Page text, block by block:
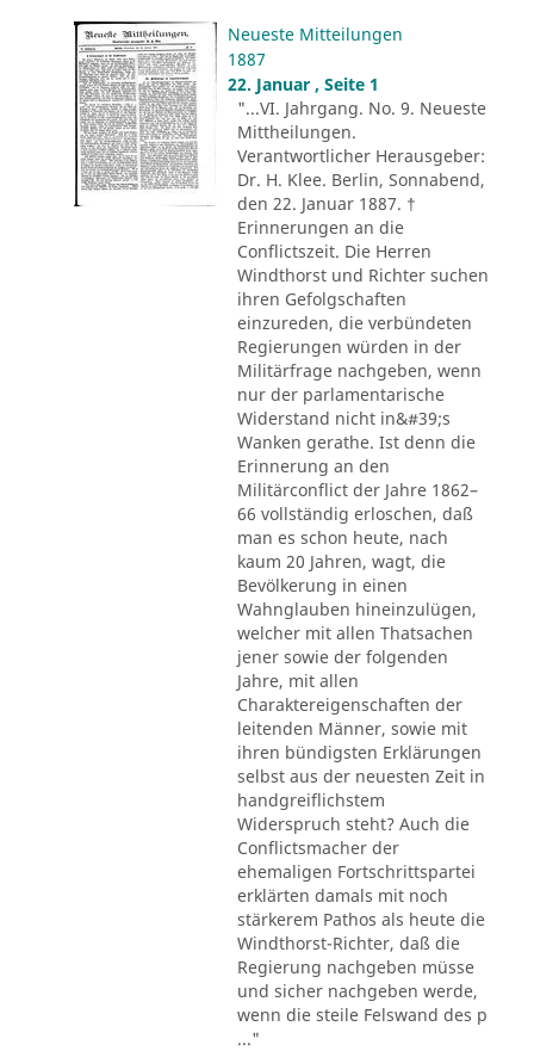
Neueste Mitteilungen
1887
22. Januar , Seite 1
"...VI. Jahrgang. No. 9. Neueste
Mittheilungen.
Verantwortlicher Herausgeber:
Dr. H. Klee. Berlin, Sonnabend,
den 22. Januar 1887. †
Erinnerungen an die
Conflictszeit. Die Herren
Windthorst und Richter suchen
ihren Gefolgschaften
einzureden, die verbündeten
Regierungen würden in der
Militärfrage nachgeben, wenn
nur der parlamentarische
Widerstand nicht in&#39;s
Wanken gerathe. Ist denn die
Erinnerung an den
Militärconflict der Jahre 1862–
66 vollständig erloschen, daß
man es schon heute, nach
kaum 20 Jahren, wagt, die
Bevölkerung in einen
Wahnglauben hineinzulügen,
welcher mit allen Thatsachen
jener sowie der folgenden
Jahre, mit allen
Charaktereigenschaften der
leitenden Männer, sowie mit
ihren bündigsten Erklärungen
selbst aus der neuesten Zeit in
handgreiflichstem
Widerspruch steht? Auch die
Conflictsmacher der
ehemaligen Fortschrittspartei
erklärten damals mit noch
stärkerem Pathos als heute die
Windthorst-Richter, daß die
Regierung nachgeben müsse
und sicher nachgeben werde,
wenn die steile Felswand des p
..."